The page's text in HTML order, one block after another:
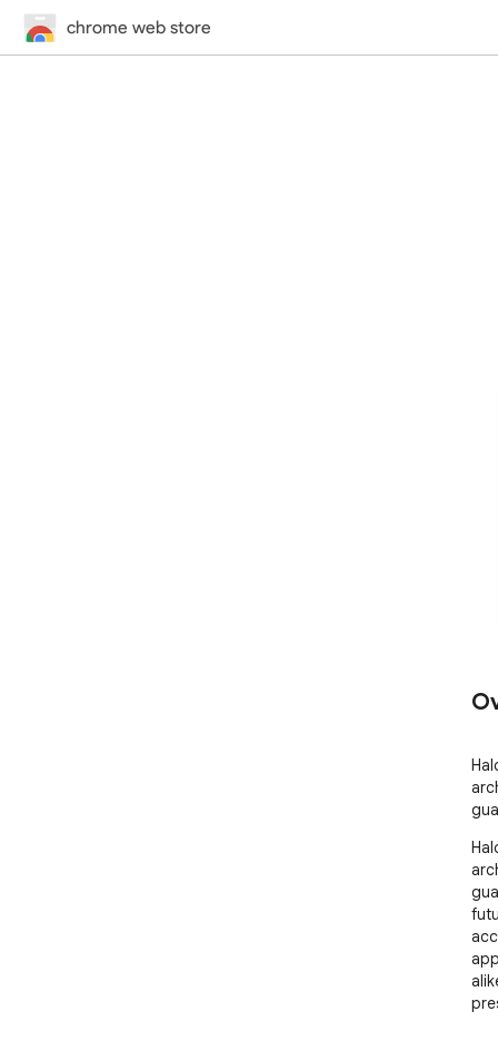
chrome web store